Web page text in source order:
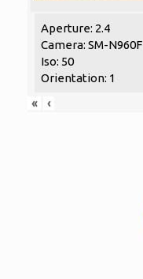
Aperture: 2.4
Camera: SM-N960F
Iso: 50
Orientation: 1
«
‹